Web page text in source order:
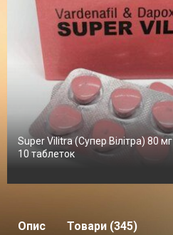
Super Vilitra (Супер Вілітра) 80 мг
10 таблеток
Опис Товари (345)